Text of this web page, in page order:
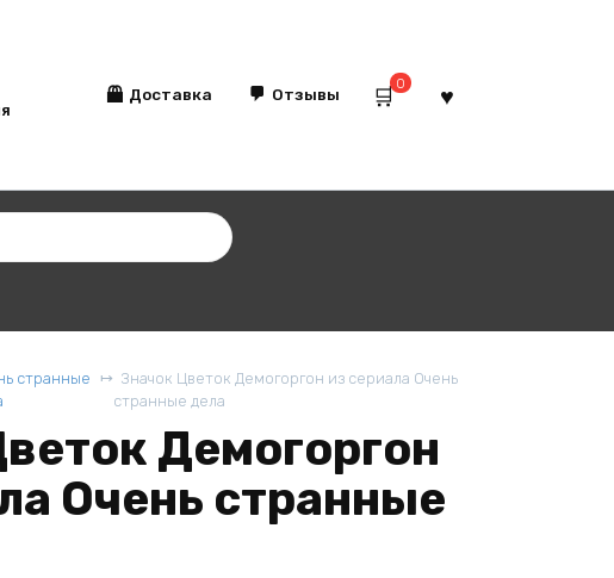
Доставка Отзывы
0
странные
Значок Цветок Демогоргон из сериала Очень
странные дела
Демогоргон
Очень странные